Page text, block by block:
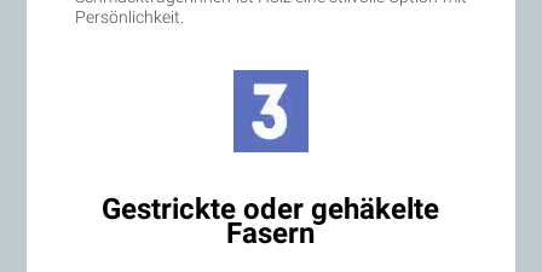
Persönlichkeit.
Gestrickte oder gehäkelte
Fasern